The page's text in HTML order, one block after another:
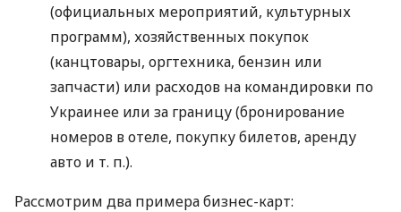
(официальных мероприятий, культурных
программ), хозяйственных покупок
(канцтовары, оргтехника, бензин или
запчасти) или расходов на командировки по
Украинее или за границу (бронирование
номеров в отеле, покупку билетов, аренду
авто и т. п.).
Рассмотрим два примера бизнес-карт: